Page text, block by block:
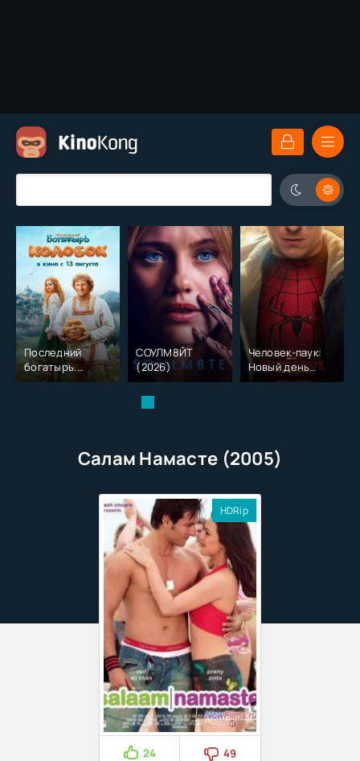
Последний
богатырь.
Колобок (2026)
СОУЛМ8ЙТ
(2026)
Человек-паук:
Новый день
(2026)
Салам Намасте (2005)
HDRip
24
49